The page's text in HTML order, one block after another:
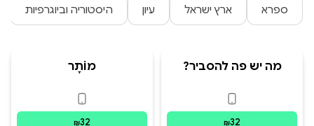
ספרא ארץ ישראל עיון היסטוריה וביוגרפיות
מה יש פה להסביר?
פורמטים זמינים
₪32
מוֹתָר
פורמטים זמינים
₪32